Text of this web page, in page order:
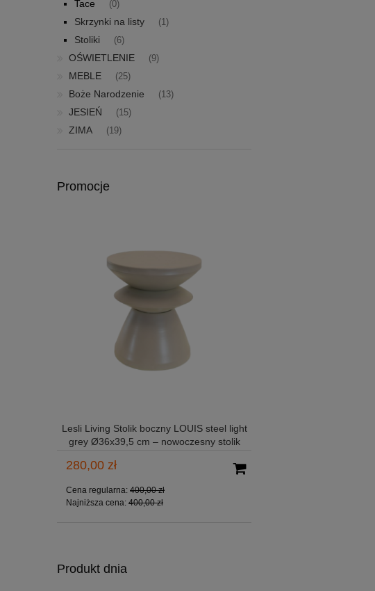
Tace (0)
Skrzynki na listy (1)
Stoliki (6)
OŚWIETLENIE (9)
MEBLE (25)
Boże Narodzenie (13)
JESIEŃ (15)
ZIMA (19)
Promocje
Lesli Living Stolik boczny LOUIS steel light
grey Ø36x39,5 cm – nowoczesny stolik
280,00 zł
Cena regularna: 400,00 zł
Najniższa cena: 400,00 zł
Produkt dnia